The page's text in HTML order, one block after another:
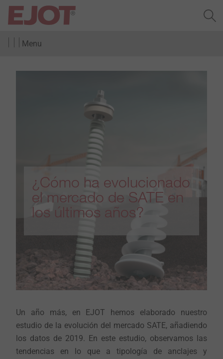
Menu
¿Cómo ha evolucionado
el mercado de SATE en
los últimos años?
Un año más, en EJOT hemos elaborado nuestro
estudio de la evolución del mercado SATE, añadiendo
los datos de 2019. En este estudio, observamos las
tendencias en lo que a tipología de anclajes y